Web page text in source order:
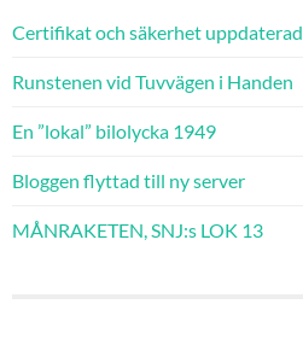
Certifikat och säkerhet uppdaterad
Runstenen vid Tuvvägen i Handen
En ”lokal” bilolycka 1949
Bloggen flyttad till ny server
MÅNRAKETEN, SNJ:s LOK 13